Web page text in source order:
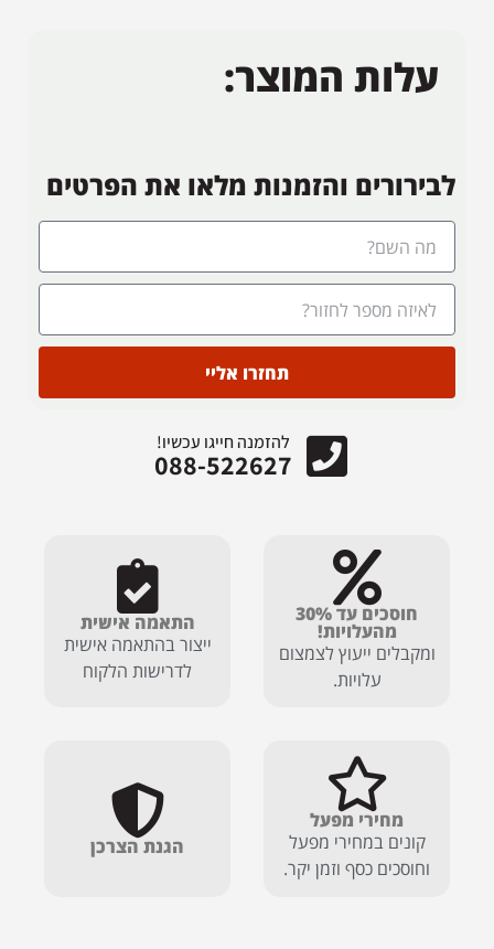
עלות המוצר:
לבירורים והזמנות מלאו את הפרטים
תחזרו אליי
להזמנה חייגו עכשיו!
088-522627
חוסכים עד 30%
מהעלויות!
ומקבלים ייעוץ לצמצום
עלויות.
התאמה אישית
ייצור בהתאמה אישית
לדרישות הלקוח
מחירי מפעל
קונים במחירי מפעל
וחוסכים כסף וזמן יקר.
הגנת הצרכן